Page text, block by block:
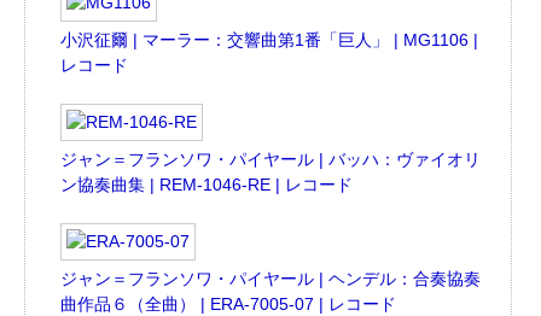
小沢征爾 | マーラー：交響曲第1番「巨人」 | MG1106 |
レコード
ジャン＝フランソワ・パイヤール | バッハ：ヴァイオリ
ン協奏曲集 | REM-1046-RE | レコード
ジャン＝フランソワ・パイヤール | ヘンデル：合奏協奏
曲作品６（全曲） | ERA-7005-07 | レコード